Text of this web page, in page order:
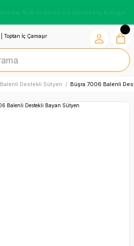
Balenli Destekli Sütyen Büşra 7006 Balenli